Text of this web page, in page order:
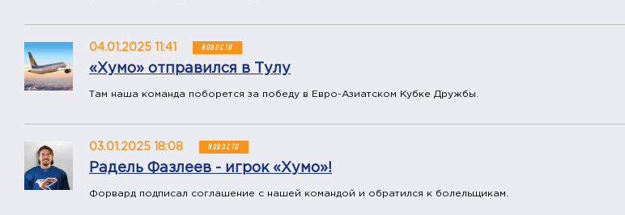
04.01.2025 11:41 НОВОСТИ
«Хумо» отправился в Тулу
Там наша команда поборется за победу в Евро-Азиатском Кубке Дружбы.
03.01.2025 18:08 НОВОСТИ
Радель Фазлеев - игрок «Хумо»!
Форвард подписал соглашение с нашей командой и обратился к болельщикам.